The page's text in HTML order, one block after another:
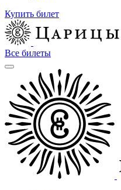
Купить билет
Все билеты